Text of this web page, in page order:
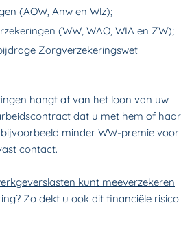
(AOW, Anw en Wlz);
(WW, WAO, WIA en ZW);
Zorg­verzekeringswet
hangt af van het loon van uw
dat u met hem of haar
minder WW-premie voor
contact.
kunt meeverzekeren
Zo dekt u ook dit financiële risico